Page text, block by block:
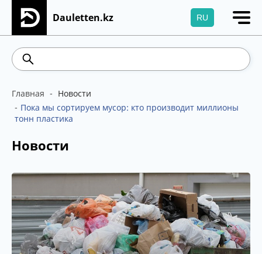
Dauletten.kz RU
Сіздің өтінішіңіз сәтті жіберілді, Рақмет!
Главная
Новости
Пока мы сортируем мусор: кто производит миллионы
тонн пластика
Новости